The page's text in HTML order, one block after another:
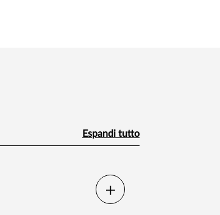
Espandi tutto